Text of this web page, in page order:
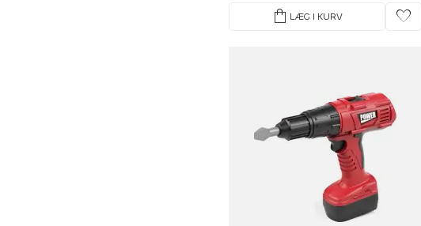
shopping_bag LÆG I KURV favorite